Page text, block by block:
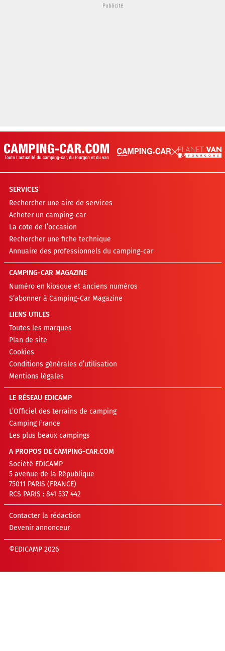
SERVICES
Rechercher une aire de services
Acheter un camping-car
La cote de l’occasion
Rechercher une fiche technique
Annuaire des professionnels du camping-car
CAMPING-CAR MAGAZINE
Numéro en kiosque et anciens numéros
S’abonner à Camping-Car Magazine
LIENS UTILES
Toutes les marques
Plan de site
Cookies
Conditions générales d’utilisation
Mentions légales
LE RÉSEAU EDICAMP
L’Officiel des terrains de camping
Camping France
Les plus beaux campings
A PROPOS DE CAMPING-CAR.COM
Société EDICAMP
5 avenue de la République
75011 PARIS (FRANCE)
RCS PARIS : 841 537 442
Contacter la rédaction
Devenir annonceur
©EDICAMP 2026